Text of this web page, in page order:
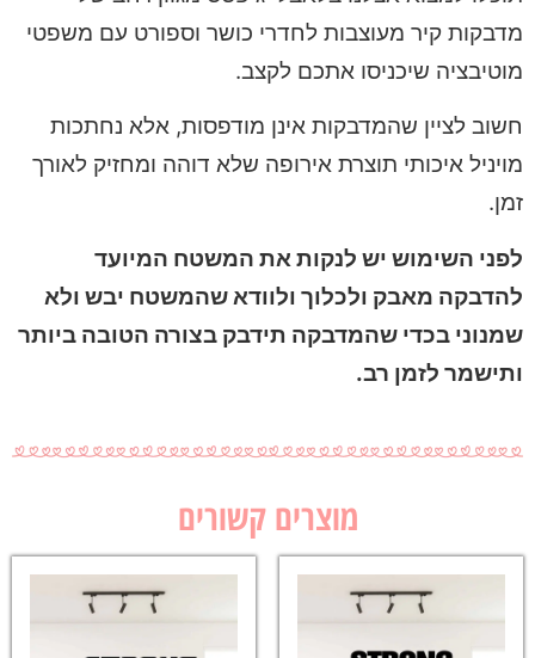
מדבקות קיר מעוצבות לחדרי כושר וספורט עם משפטי
מוטיבציה שיכניסו אתכם לקצב.
חשוב לציין שהמדבקות אינן מודפסות, אלא נחתכות
מויניל איכותי תוצרת אירופה שלא דוהה ומחזיק לאורך
זמן.
לפני השימוש יש לנקות את המשטח המיועד
להדבקה מאבק ולכלוך ולוודא שהמשטח יבש ולא
שמנוני בכדי שהמדבקה תידבק בצורה הטובה ביותר
ותישמר לזמן רב.
מוצרים קשורים